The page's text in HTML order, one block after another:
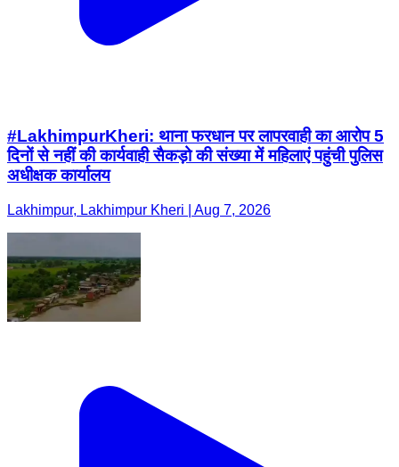
#LakhimpurKheri: थाना फरधान पर लापरवाही का आरोप 5
दिनों से नहीं की कार्यवाही सैकड़ो की संख्या में महिलाएं पहुंची पुलिस
अधीक्षक कार्यालय
Lakhimpur, Lakhimpur Kheri | Aug 7, 2026